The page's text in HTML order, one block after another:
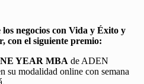
los negocios con Vida y Éxito y
con el siguiente premio:
YEAR MBA de ADEN
su modalidad online con semana